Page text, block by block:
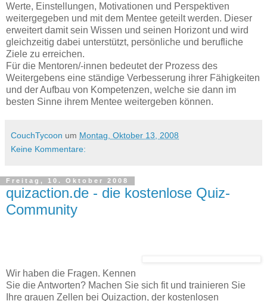
Werte, Einstellungen, Motivationen und Perspektiven
weitergegeben und mit dem Mentee geteilt werden. Dieser
erweitert damit sein Wissen und seinen Horizont und wird
gleichzeitig dabei unterstützt, persönliche und berufliche
Ziele zu erreichen.
Für die Mentoren/-innen bedeutet der Prozess des
Weitergebens eine ständige Verbesserung ihrer Fähigkeiten
und der Aufbau von Kompetenzen, welche sie dann im
besten Sinne ihrem Mentee weitergeben können.
CouchTycoon um Montag, Oktober 13, 2008
Keine Kommentare:
Freitag, 10. Oktober 2008
quizaction.de - die kostenlose Quiz-
Community
Wir haben die Fragen. Kennen
Sie die Antworten? Machen Sie sich fit und trainieren Sie
Ihre grauen Zellen bei Quizaction, der kostenlosen